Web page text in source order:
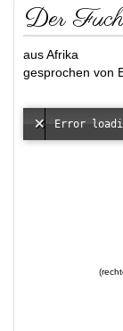
Der
aus Afrika
gesprochen von